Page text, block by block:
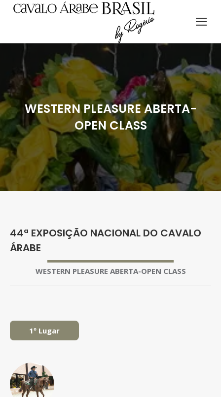
WESTERN PLEASURE ABERTA-
OPEN CLASS
44ª EXPOSIÇÃO NACIONAL DO CAVALO
ÁRABE
WESTERN PLEASURE ABERTA-OPEN CLASS
1º Lugar